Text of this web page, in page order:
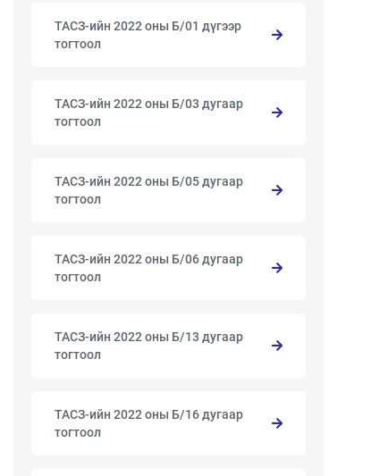
ТАСЗ-ийн 2022 оны Б/01 дүгээр
тогтоол
ТАСЗ-ийн 2022 оны Б/03 дугаар
тогтоол
ТАСЗ-ийн 2022 оны Б/05 дугаар
тогтоол
ТАСЗ-ийн 2022 оны Б/06 дугаар
тогтоол
ТАСЗ-ийн 2022 оны Б/13 дугаар
тогтоол
ТАСЗ-ийн 2022 оны Б/16 дугаар
тогтоол